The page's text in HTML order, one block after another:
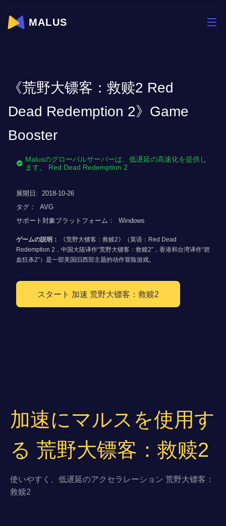
MALUS
《荒野大镖客：救赎2 Red
Dead Redemption 2》Game
Booster
Malusのグローバルサーバーは、低遅延の高速化を提供し
ます。 Red Dead Redemption 2
展開日: 2018-10-26
タグ：
AVG
サポート対象プラットフォーム：
Windows
ゲームの説明：
《荒野大镖客：救赎2》（英语：Red Dead
Redemption 2，中国大陆译作“荒野大镖客：救赎2”，香港和台湾译作“碧
血狂杀2”）是一部美国旧西部主题的动作冒险游戏。
スタート 加速 荒野大镖客：救赎2
加速にマルスを使用す
る 荒野大镖客：救赎2
使いやすく、低遅延のアクセラレーション 荒野大镖客：
救赎2